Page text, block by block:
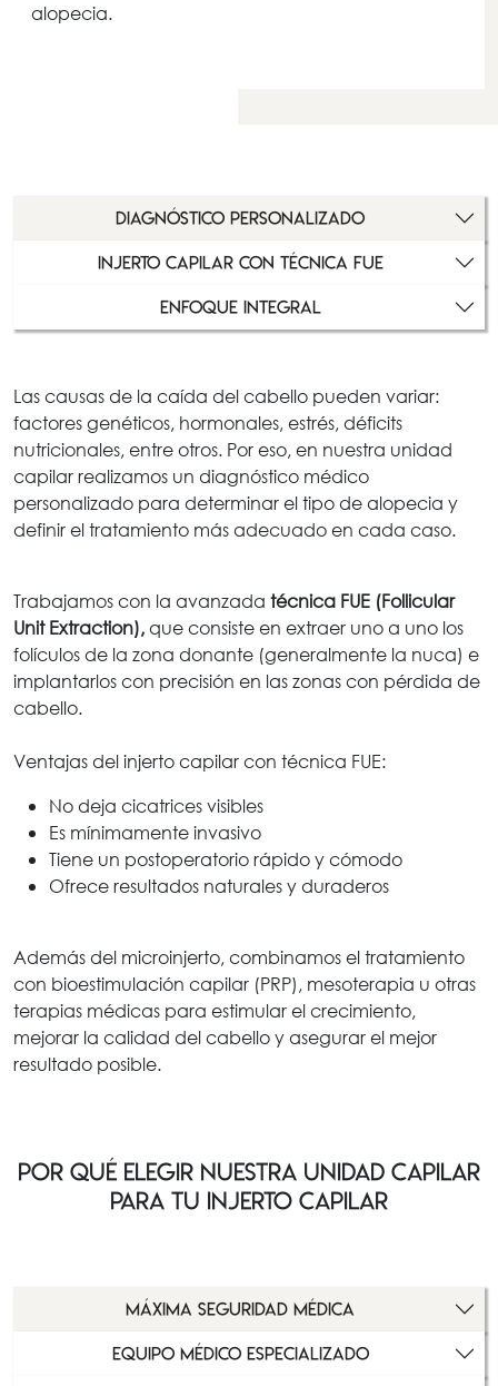
alopecia.
DIAGNÓSTICO PERSONALIZADO
INJERTO CAPILAR CON TÉCNICA FUE
Enfoque integral
Las causas de la caída del cabello pueden variar:
factores genéticos, hormonales, estrés, déficits
nutricionales, entre otros. Por eso, en nuestra unidad
capilar realizamos un diagnóstico médico
personalizado para determinar el tipo de alopecia y
definir el tratamiento más adecuado en cada caso.
Trabajamos con la avanzada técnica FUE (Follicular
Unit Extraction),que consiste en extraer uno a uno los
folículos de la zona donante (generalmente la nuca) e
implantarlos con precisión en las zonas con pérdida de
cabello.
Ventajas del injerto capilar con técnica FUE:
No deja cicatrices visibles
Es mínimamente invasivo
Tiene un postoperatorio rápido y cómodo
Ofrece resultados naturales y duraderos
Además del microinjerto, combinamos el tratamiento
con bioestimulación capilar (PRP), mesoterapia u otras
terapias médicas para estimular el crecimiento,
mejorar la calidad del cabello y asegurar el mejor
resultado posible.
POR QUÉ ELEGIR NUESTRA UNIDAD CAPILAR
PARA TU INJERTO CAPILAR
MÁXIMA SEGURIDAD MÉDICA
EQUIPO MÉDICO ESPECIALIZADO